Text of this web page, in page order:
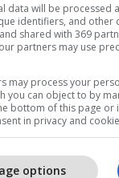
data will be processed
identifiers, and other
shared with 369
partners may use
may process your
you can object to by
bottom of this page or
in privacy and
options